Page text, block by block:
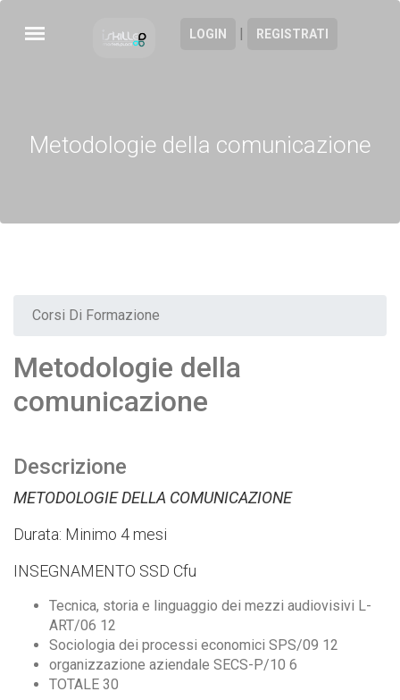
LOGIN | REGISTRATI
Metodologie della comunicazione
Corsi Di Formazione
Metodologie della
comunicazione
Descrizione
METODOLOGIE DELLA COMUNICAZIONE
Durata: Minimo 4 mesi
INSEGNAMENTO SSD Cfu
Tecnica, storia e linguaggio dei mezzi audiovisivi L-
ART/06 12
Sociologia dei processi economici SPS/09 12
organizzazione aziendale SECS-P/10 6
TOTALE 30